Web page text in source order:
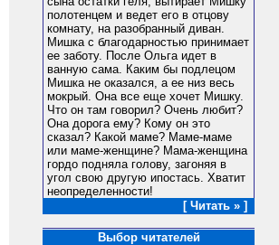
полотенцем и ведет его в отцову
комнату, на разобранный диван.
Мишка с благодарностью принимает
ее заботу. После Ольга идет в
ванную сама. Каким бы подлецом
Мишка не оказался, а ее низ весь
мокрый. Она все еще хочет Мишку.
Что он там говорил? Очень любит?
Она дорога ему? Кому он это
сказал? Какой маме? Маме-маме
или маме-женщине? Мама-женщина
гордо подняла голову, загоняя в
угол свою другую ипостась. Хватит
неопределенности!
[ Читать » ]
Выбор читателей